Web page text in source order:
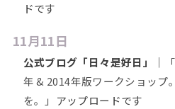
ドです
11月11日
公式ブログ「日々是好日」 ｜
年 & 2014年版ワークショップ
を。」
アップロードです